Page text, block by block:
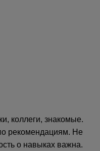
коллеги, знакомые.
рекомендациям. Не
о навыках важна.